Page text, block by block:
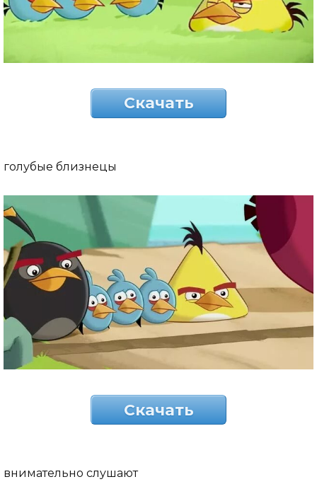
Скачать
голубые близнецы
Скачать
внимательно слушают